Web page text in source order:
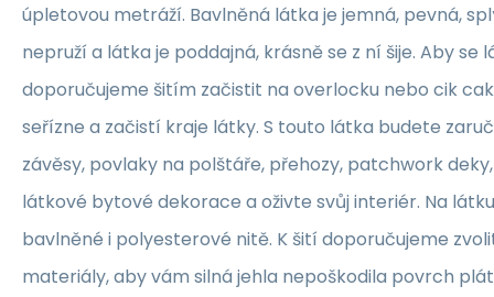
úpletovou metráží. Bavlněná látka je jemná, pevná,
nepruží a látka je poddajná, krásně se z ní šije. Aby se
doporučujeme šitím začistit na overlocku nebo cik
seřízne a začistí kraje látky. S touto látka budete
závěsy, povlaky na polštáře, přehozy, patchwork
látkové bytové dekorace a oživte svůj interiér. Na
bavlněné i polyesterové nitě. K šití doporučujeme
materiály, aby vám silná jehla nepoškodila povrch